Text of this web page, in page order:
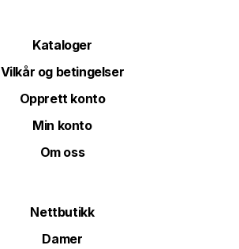
Kataloger
Vilkår og betingelser
Opprett konto
Min konto
Om oss
Nettbutikk
Damer